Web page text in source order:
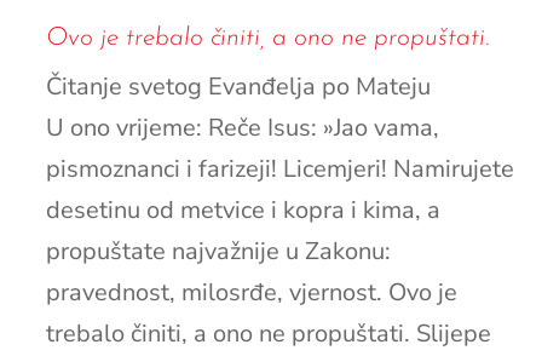
Ovo je trebalo činiti, a ono ne propuštati.
Čitanje svetog Evanđelja po Mateju
U ono vrijeme: Reče Isus: »Jao vama,
pismoznanci i farizeji! Licemjeri! Namirujete
desetinu od metvice i kopra i kima, a
propuštate najvažnije u Zakonu:
pravednost, milosrđe, vjernost. Ovo je
trebalo činiti, a ono ne propuštati. Slijepe